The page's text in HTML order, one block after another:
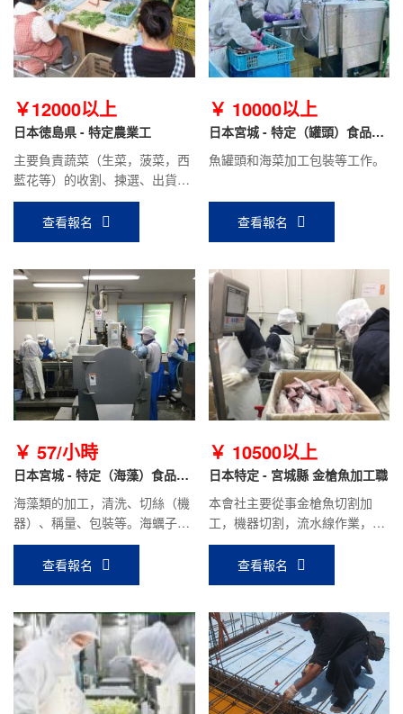
￥12000以上
日本徳島県 - 特定農業工
主要負責蔬菜（生菜，菠菜，西
藍花等）的收割、揀選、出貨等
工作
查看報名
￥ 10000以上
日本宮城 - 特定（罐頭）食品加
工
魚罐頭和海菜加工包裝等工作。
查看報名
￥ 57/小時
日本宮城 - 特定（海藻）食品加
工
海藻類的加工，清洗、切絲（機
器）、稱量、包裝等。海蠣子季
節，也有海蠣子的分裝（不撬海
蠣子，直接加工海蠣子肉）
查看報名
￥ 10500以上
日本特定 - 宮城縣 金槍魚加工職
本會社主要從事金槍魚切割加
工，機器切割，流水線作業，性
質站立工作，需要有耐力，身體
壯實，能吃苦。
查看報名